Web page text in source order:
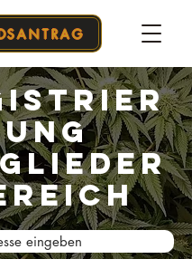
ung